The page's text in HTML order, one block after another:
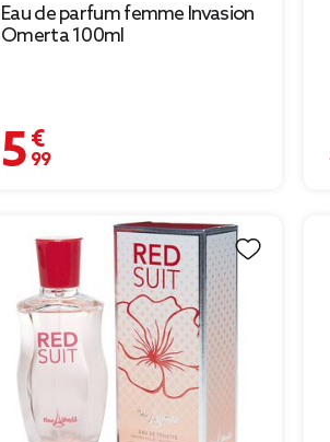
Eau de parfum femme Invasion
Omerta 100ml
5,99 €